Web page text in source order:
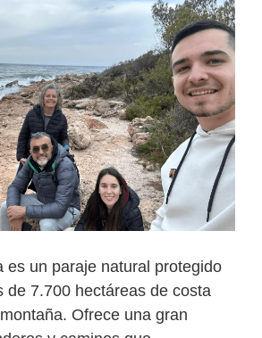
es un paraje natural protegido
de 7.700 hectáreas de costa
Ofrece una gran